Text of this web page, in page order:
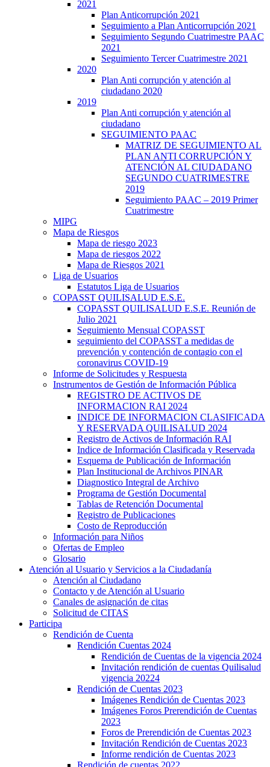
2021
Plan Anticorrupción 2021
Seguimiento a Plan Anticorrupción 2021
Seguimiento Segundo Cuatrimestre PAAC
2021
Seguimiento Tercer Cuatrimestre 2021
2020
Plan Anti corrupción y atención al
ciudadano 2020
2019
Plan Anti corrupción y atención al
ciudadano
SEGUIMIENTO PAAC
MATRIZ DE SEGUIMIENTO AL
PLAN ANTI CORRUPCIÓN Y
ATENCIÓN AL CIUDADANO
SEGUNDO CUATRIMESTRE
2019
Seguimiento PAAC – 2019 Primer
Cuatrimestre
MIPG
Mapa de Riesgos
Mapa de riesgo 2023
Mapa de riesgos 2022
Mapa de Riesgos 2021
Liga de Usuarios
Estatutos Liga de Usuarios
COPASST QUILISALUD E.S.E.
COPASST QUILISALUD E.S.E. Reunión de
Julio 2021
Seguimiento Mensual COPASST
seguimiento del COPASST a medidas de
prevención y contención de contagio con el
coronavirus COVID-19
Informe de Solicitudes y Respuesta
Instrumentos de Gestión de Información Pública
REGISTRO DE ACTIVOS DE
INFORMACION RAI 2024
INDICE DE INFORMACION CLASIFICADA
Y RESERVADA QUILISALUD 2024
Registro de Activos de Información RAI
Indice de Información Clasificada y Reservada
Esquema de Publicación de Información
Plan Institucional de Archivos PINAR
Diagnostico Integral de Archivo
Programa de Gestión Documental
Tablas de Retención Documental
Registro de Publicaciones
Costo de Reproducción
Información para Niños
Ofertas de Empleo
Glosario
Atención al Usuario y Servicios a la Ciudadanía
Atención al Ciudadano
Contacto y de Atención al Usuario
Canales de asignación de citas
Solicitud de CITAS
Participa
Rendición de Cuenta
Rendición Cuentas 2024
Rendición de Cuentas de la vigencia 2024
Invitación rendición de cuentas Quilisalud
vigencia 20224
Rendición de Cuentas 2023
Imágenes Rendición de Cuentas 2023
Imágenes Foros Prerendición de Cuentas
2023
Foros de Prerendición de Cuentas 2023
Invitación Rendición de Cuentas 2023
Informe rendición de Cuentas 2023
Rendición de cuentas 2022